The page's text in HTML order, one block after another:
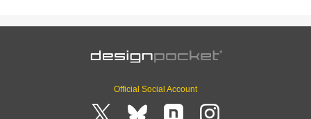
Official Social Account